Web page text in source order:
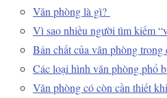
Văn phòng là gì?
Vì sao nhiều người tìm kiếm
Bản chất của văn phòng
Các loại hình văn phòng phổ
Văn phòng có còn cần thiết